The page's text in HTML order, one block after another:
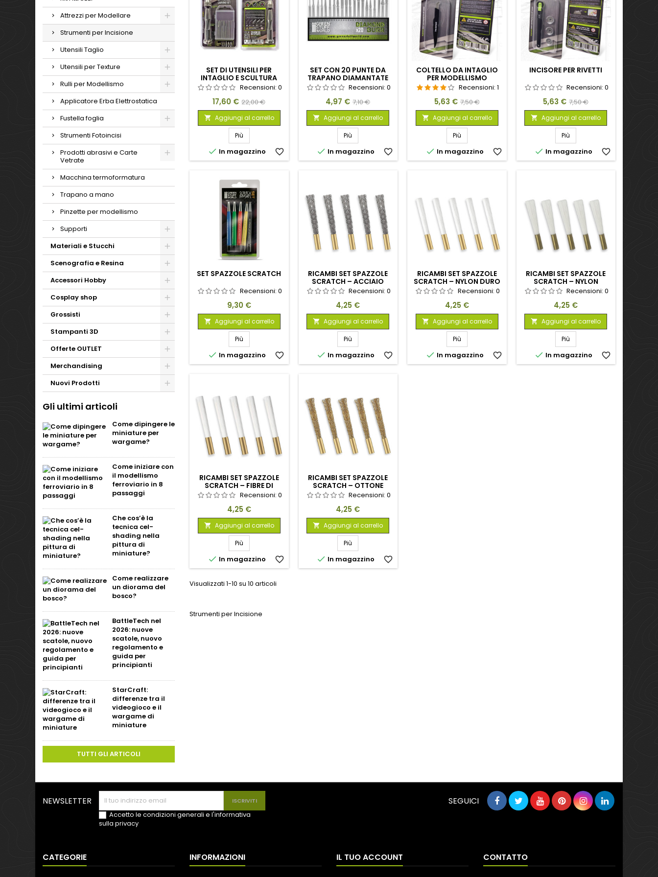
Attrezzi per Modellare
Strumenti per Incisione
Utensili Taglio
Utensili per Texture
Rulli per Modellismo
Applicatore Erba Elettrostatica
Fustella foglia
Strumenti Fotoincisi
Prodotti abrasivi e Carte
Vetrate
Macchina termoformatura
Trapano a mano
Pinzette per modellismo
Supporti
Materiali e Stucchi
Scenografia e Resina
Accessori Hobby
Cosplay shop
Grossisti
Stampanti 3D
Offerte OUTLET
Merchandising
Nuovi Prodotti
Gli ultimi articoli
Come dipingere le
miniature per
wargame?
Come iniziare con
il modellismo
ferroviario in 8
passaggi
Che cos’è la
tecnica cel-
shading nella
pittura di
miniature?
Come realizzare
un diorama del
bosco?
BattleTech nel
2026: nuove
scatole, nuovo
regolamento e
guida per
principianti
StarCraft:
differenze tra il
videogioco e il
wargame di
miniature
TUTTI GLI ARTICOLI
SET DI UTENSILI PER
INTAGLIO E SCULTURA
Recensioni: 0
Prezzo
17,60 € Prezzo
base
22,00 €
 Aggiungi al carrello
Più
 In magazzino favorite_border
SET CON 20 PUNTE DA
TRAPANO DIAMANTATE
Recensioni:0
Prezzo
4,97 € Prezzo
base
7,10 €
 Aggiungi al carrello
Più
 In magazzino favorite_border
COLTELLO DA INTAGLIO
PER MODELLISMO
Recensioni: 1
Prezzo
5,63 € Prezzo
base
7,50 €
 Aggiungi al carrello
Più
 In magazzino favorite_border
INCISORE PER RIVETTI
Recensioni:0
Prezzo
5,63 € Prezzo
base
7,50 €
 Aggiungi al carrello
Più
 In magazzino favorite_border
SET SPAZZOLE SCRATCH
Recensioni: 0
Prezzo
9,30 €
 Aggiungi al carrello
Più
 In magazzino favorite_border
RICAMBI SET SPAZZOLE
SCRATCH – ACCIAIO
INOXRecensioni:0
Prezzo
4,25 €
 Aggiungi al carrello
Più
 In magazzino favorite_border
RICAMBI SET SPAZZOLE
SCRATCH – NYLON DURO
Recensioni: 0
Prezzo
4,25 €
 Aggiungi al carrello
Più
 In magazzino favorite_border
RICAMBI SET SPAZZOLE
SCRATCH – NYLON
MORBIDORecensioni:0
Prezzo
4,25 €
 Aggiungi al carrello
Più
 In magazzino favorite_border
RICAMBI SET SPAZZOLE
SCRATCH – FIBRE DI
VETRORecensioni: 0
Prezzo
4,25 €
 Aggiungi al carrello
Più
 In magazzino favorite_border
RICAMBI SET SPAZZOLE
SCRATCH – OTTONE
Recensioni:0
Prezzo
4,25 €
 Aggiungi al carrello
Più
 In magazzino favorite_border
Visualizzati 1-10 su 10 articoli
Strumenti per Incisione
NEWSLETTER
Accetto le condizioni generali e l'informativa
sulla privacy
SEGUICI
CATEGORIE INFORMAZIONI IL TUO ACCOUNT CONTATTO